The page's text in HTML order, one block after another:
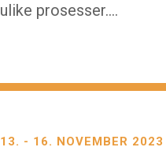
ulike prosesser….
13. - 16. NOVEMBER 2023